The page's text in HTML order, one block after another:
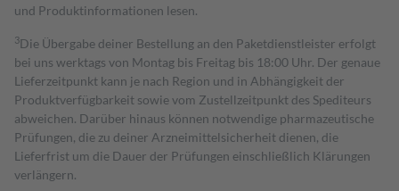
und Produktinformationen lesen.
3Die Übergabe deiner Bestellung an den Paketdienstleister erfolgt
bei uns werktags von Montag bis Freitag bis 18:00 Uhr. Der genaue
Lieferzeitpunkt kann je nach Region und in Abhängigkeit der
Produktverfügbarkeit sowie vom Zustellzeitpunkt des Spediteurs
abweichen. Darüber hinaus können notwendige pharmazeutische
Prüfungen, die zu deiner Arzneimittelsicherheit dienen, die
Lieferfrist um die Dauer der Prüfungen einschließlich Klärungen
verlängern.